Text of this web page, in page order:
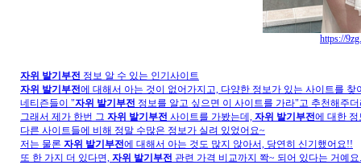
https://
자위 발기부전 정보 알 수 있는 인기사이트
자위 발기부전에 대해서 아는 것이 없어가지고, 다양한 정보가 있는 사이트를 찾
네티즌들이 "자위 발기부전 정보를 알고 싶으면 이 사이트를 가라"고 추천해주
그래서 제가 한번 그 자위 발기부전 사이트를 가봤는데, 자위 발기부전에 대한
다른 사이트들에 비해 정말 수많은 정보가 실려 있었어요~
저는 물론 자위 발기부전에 대해서 아는 것도 많지 않아서, 당연히 신기했어요!!
또 한 가지 더 있다면, 자위 발기부전 관련 가격 비교까지 쫙~ 되어 있다는 거예요.